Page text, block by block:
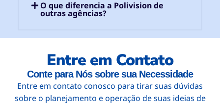
O que diferencia a Polivision de
outras agências?
Entre em Contato
Conte para Nós sobre sua Necessidade
Entre em contato conosco para tirar suas dúvidas
sobre o planejamento e operação de suas ideias de